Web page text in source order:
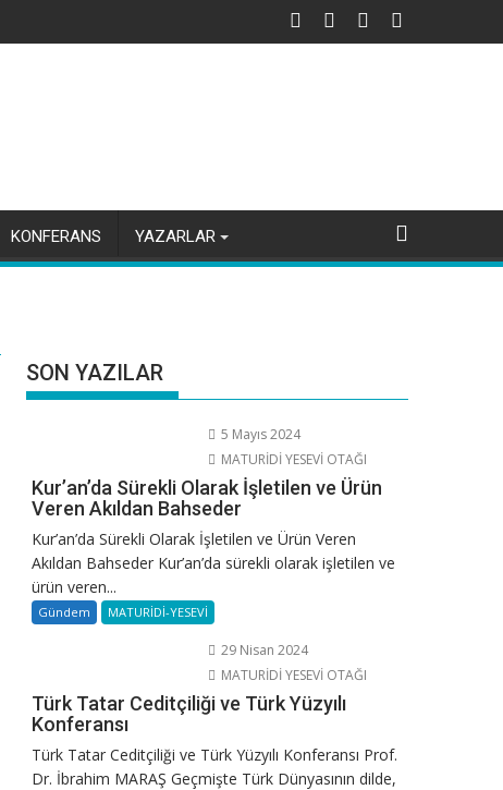
KONFERANS YAZARLAR
SON YAZILAR
5 Mayıs 2024
MATURİDİ YESEVİ OTAĞI
Kur’an’da Sürekli Olarak İşletilen ve Ürün
Veren Akıldan Bahseder
Kur’an’da Sürekli Olarak İşletilen ve Ürün Veren
Akıldan Bahseder Kur’an’da sürekli olarak işletilen ve
ürün veren...
Gündem MATURİDİ-YESEVİ
29 Nisan 2024
MATURİDİ YESEVİ OTAĞI
Türk Tatar Ceditçiliği ve Türk Yüzyılı
Konferansı
Türk Tatar Ceditçiliği ve Türk Yüzyılı Konferansı Prof.
Dr. İbrahim MARAŞ Geçmişte Türk Dünyasının dilde,